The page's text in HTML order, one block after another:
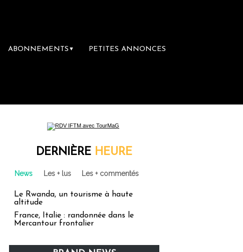
ABONNEMENTS ▼ PETITES ANNONCES
DERNIÈRE HEURE
News Les + lus Les + commentés
Le Rwanda, un tourisme à haute
altitude
France, Italie : randonnée dans le
Mercantour frontalier